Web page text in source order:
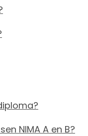
NIMA A en B?